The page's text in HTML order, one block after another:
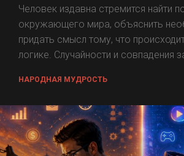
Человек издавна стремится найти
окружающего мира, объяснить
придать смысл тому, что
логике. Случайности и совпадения
НАРОДНАЯ МУДРОСТЬ